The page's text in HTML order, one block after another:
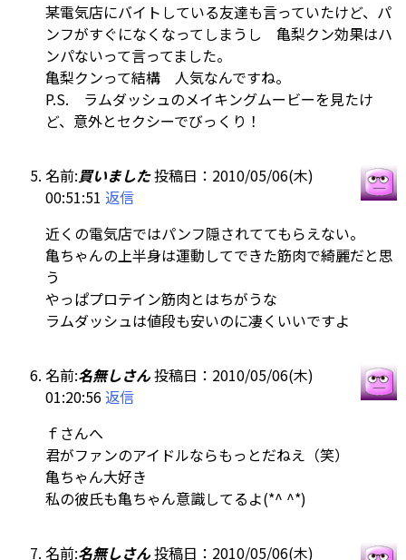
某電気店にバイトしている友達も言っていたけど、パ
ンフがすぐになくなってしまうし 亀梨クン効果はハ
ンパないって言ってました。
亀梨クンって結構 人気なんですね。
P.S. ラムダッシュのメイキングムービーを見たけ
ど、意外とセクシーでびっくり！
名前:買いました投稿日：2010/05/06(木)
00:51:51 返信
近くの電気店ではパンフ隠されててもらえない。
亀ちゃんの上半身は運動してできた筋肉で綺麗だと思
う
やっぱプロテイン筋肉とはちがうな
ラムダッシュは値段も安いのに凄くいいですよ
名前:名無しさん投稿日：2010/05/06(木)
01:20:56返信
ｆさんへ
君がファンのアイドルならもっとだねえ（笑）
亀ちゃん大好き
私の彼氏も亀ちゃん意識してるよ(*^ ^*)
名前:名無しさん投稿日：2010/05/06(木)